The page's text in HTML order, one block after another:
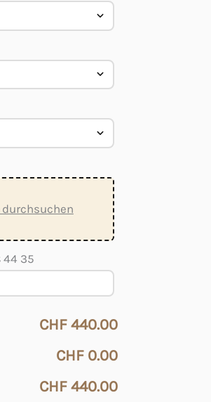
durchsuchen
44 35
CHF 440.00
CHF 0.00
CHF 440.00